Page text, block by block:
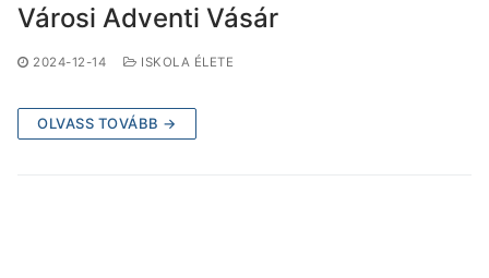
Városi Adventi Vásár
2024-12-14 ISKOLA ÉLETE
OLVASS TOVÁBB →